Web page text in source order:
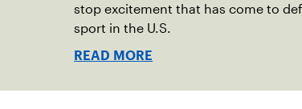
stop excitement that has come to
sport in the U.S.
READ MORE